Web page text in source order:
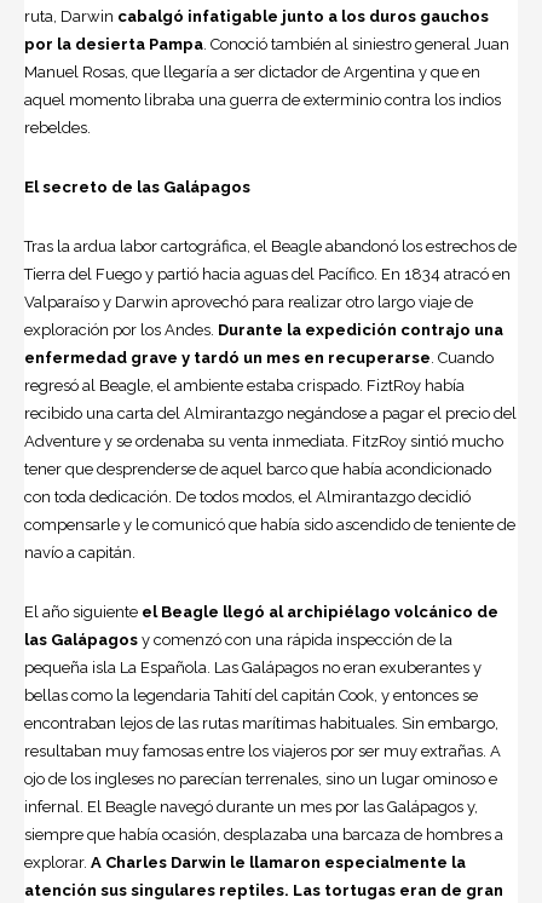
ruta, Darwin cabalgó infatigable junto a los duros gauchos
por la desierta Pampa. Conoció también al siniestro general Juan
Manuel Rosas, que llegaría a ser dictador de Argentina y que en
aquel momento libraba una guerra de exterminio contra los indios
rebeldes.
El secreto de las Galápagos
Tras la ardua labor cartográfica, el Beagle abandonó los estrechos de
Tierra del Fuego y partió hacia aguas del Pacífico. En 1834 atracó en
Valparaíso y Darwin aprovechó para realizar otro largo viaje de
exploración por los Andes. Durante la expedición contrajo una
enfermedad grave y tardó un mes en recuperarse. Cuando
regresó al Beagle, el ambiente estaba crispado. FiztRoy había
recibido una carta del Almirantazgo negándose a pagar el precio del
Adventure y se ordenaba su venta inmediata. FitzRoy sintió mucho
tener que desprenderse de aquel barco que había acondicionado
con toda dedicación. De todos modos, el Almirantazgo decidió
compensarle y le comunicó que había sido ascendido de teniente de
navío a capitán.
El año siguiente el Beagle llegó al archipiélago volcánico de
las Galápagos y comenzó con una rápida inspección de la
pequeña isla La Española. Las Galápagos no eran exuberantes y
bellas como la legendaria Tahití del capitán Cook, y entonces se
encontraban lejos de las rutas marítimas habituales. Sin embargo,
resultaban muy famosas entre los viajeros por ser muy extrañas. A
ojo de los ingleses no parecían terrenales, sino un lugar ominoso e
infernal. El Beagle navegó durante un mes por las Galápagos y,
siempre que había ocasión, desplazaba una barcaza de hombres a
explorar. A Charles Darwin le llamaron especialmente la
atención sus singulares reptiles. Las tortugas eran de gran